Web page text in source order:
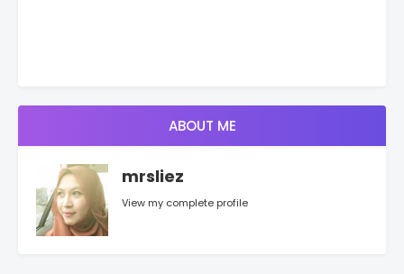
ABOUT ME
mrsliez
View my complete profile